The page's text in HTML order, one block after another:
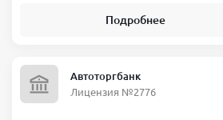
Подробнее
Автоторгбанк
Лицензия №2776